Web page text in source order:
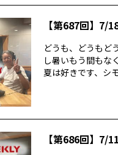
【第687回】7/
どうも、どうもど
し暑いもう間もな
夏は好きです、シ
【第686回】7/